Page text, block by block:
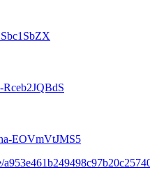
EOVmVtJMS5